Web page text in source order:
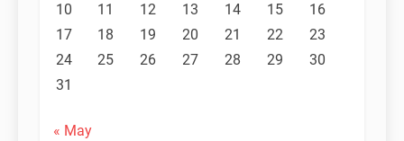
10
11 12 13 14 15
16
17
18 19 20 21 22
23
24
25 26 27 28 29
30
31
« May